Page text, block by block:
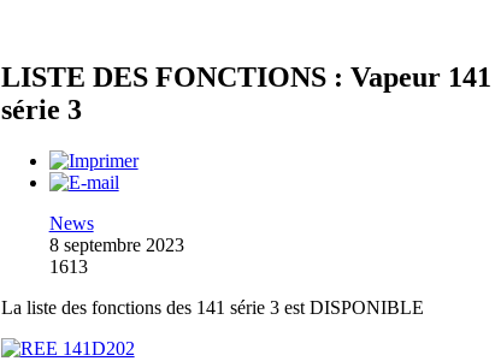
LISTE DES FONCTIONS : Vapeur 141
série 3
News
8 septembre 2023
1613
La liste des fonctions des 141 série 3 est DISPONIBLE